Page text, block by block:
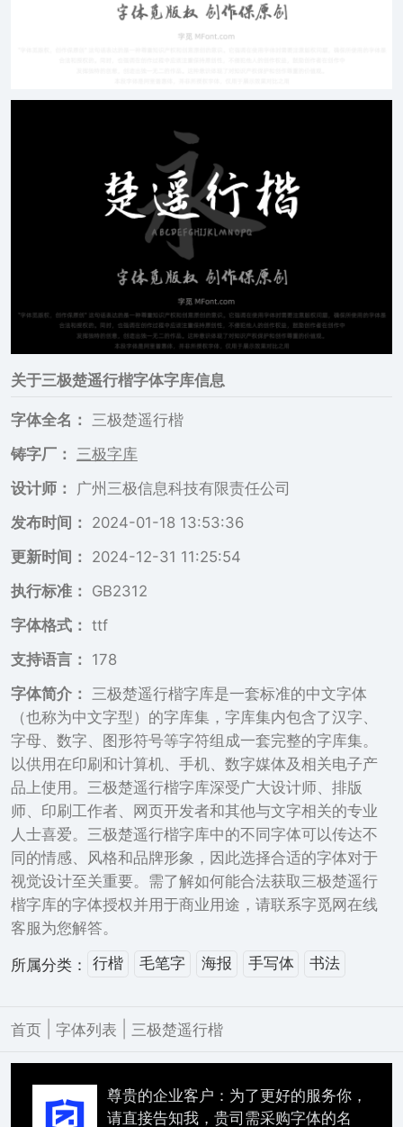
关于三极楚遥行楷字体字库信息
字体全名：
三极楚遥行楷
铸字厂：
三极字库
设计师：
广州三极信息科技有限责任公司
发布时间：
2024-01-18 13:53:36
更新时间：
2024-12-31 11:25:54
执行标准：
GB2312
字体格式： ttf
支持语言：
178
字体简介：
三极楚遥行楷字库是一套标准的中文字体
（也称为中文字型）的字库集，字库集内包含了汉字、
字母、数字、图形符号等字符组成一套完整的字库集。
以供用在印刷和计算机、手机、数字媒体及相关电子产
品上使用。三极楚遥行楷字库深受广大设计师、排版
师、印刷工作者、网页开发者和其他与文字相关的专业
人士喜爱。三极楚遥行楷字库中的不同字体可以传达不
同的情感、风格和品牌形象，因此选择合适的字体对于
视觉设计至关重要。需了解如何能合法获取三极楚遥行
楷字库的字体授权并用于商业用途，请联系字觅网在线
客服为您解答。
所属分类： 行楷 毛笔字 海报 手写体 书法
首页 字体列表 三极楚遥行楷
尊贵的企业客户：为了更好的服务你，
请直接告知我，贵司需采购字体的名